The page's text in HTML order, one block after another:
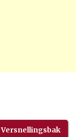
Versnellingsbak